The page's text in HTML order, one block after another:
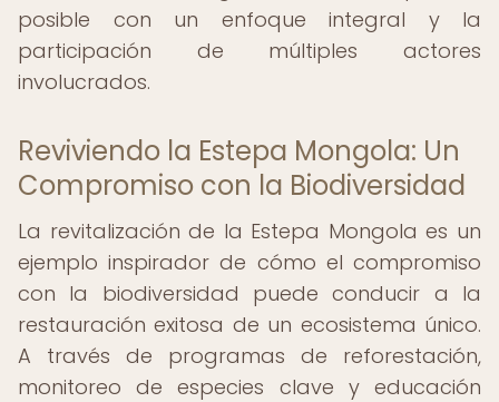
posible con un enfoque integral y la
participación de múltiples actores
involucrados.
Reviviendo la Estepa Mongola: Un
Compromiso con la Biodiversidad
La revitalización de la Estepa Mongola es un
ejemplo inspirador de cómo el compromiso
con la biodiversidad puede conducir a la
restauración exitosa de un ecosistema único.
A través de programas de reforestación,
monitoreo de especies clave y educación